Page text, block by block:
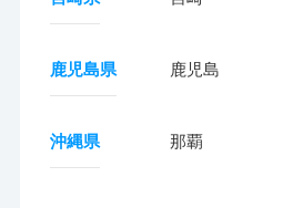
鹿児島県 鹿児島
沖縄県 那覇